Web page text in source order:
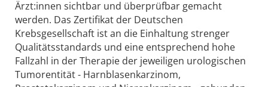
Ärzt:innen sichtbar und überprüfbar gemacht
werden. Das Zertifikat der Deutschen
Krebsgesellschaft ist an die Einhaltung strenger
Qualitätsstandards und eine entsprechend hohe
Fallzahl in der Therapie der jeweiligen urologischen
Tumorentität - Harnblasenkarzinom,